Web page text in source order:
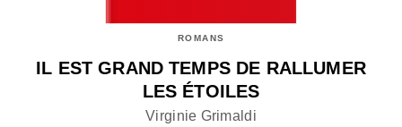
ROMANS
IL EST GRAND TEMPS DE RALLUMER
LES ÉTOILES
Virginie Grimaldi